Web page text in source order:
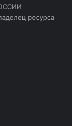
ресурса